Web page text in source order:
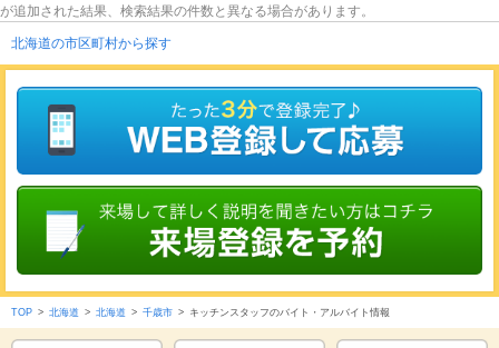
が追加された結果、検索結果の件数と異なる場合があります。
北海道の市区町村から探す
TOP > 北海道 > 北海道 > 千歳市 > キッチンスタッフのバイト・アルバイト情報